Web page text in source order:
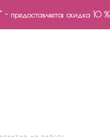
предоставляется скидка 10 %